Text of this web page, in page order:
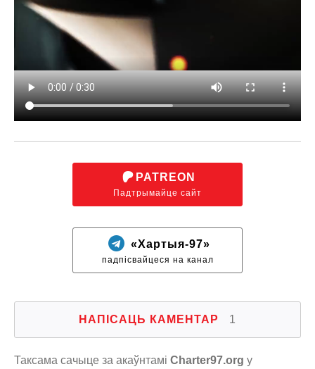
PATREON
Падтрымайце сайт
«Хартыя-97»
падпісвайцеся на канал
НАПІСАЦЬ КАМЕНТАР 1
Таксама сачыце за акаўнтамі Charter97.org у